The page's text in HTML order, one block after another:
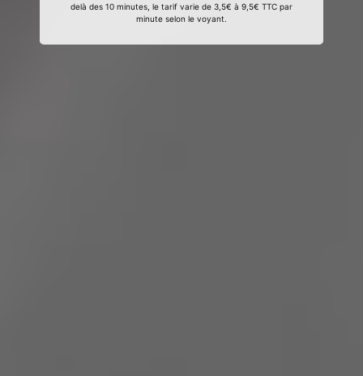
delà des 10 minutes, le tarif varie de 3,5€ à 9,5€ TTC par
minute selon le voyant.